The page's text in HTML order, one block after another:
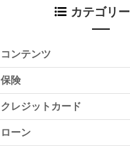
カテゴリー
コンテンツ
保険
クレジットカード
ローン